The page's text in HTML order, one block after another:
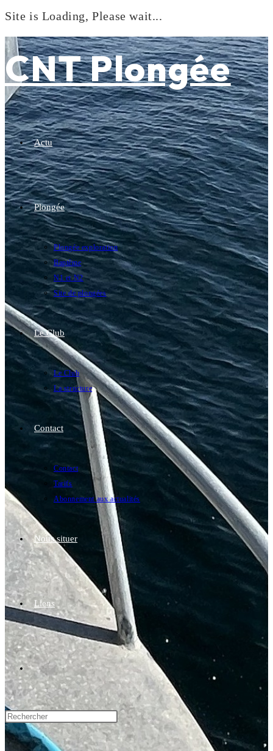
Site is Loading, Please wait...
to
content
CNT Plongée
Actu
Plongée
Plongée exploration
Baptême
N1 et N2
Site de plongées
Le Club
Le Club
La structure
Contact
Contact
Tarifs
Abonnement aux actualités
Nous situer
Liens
Toggle
website